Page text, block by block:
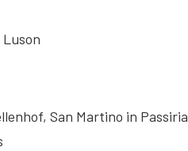
Luson
San Martino in Passiria